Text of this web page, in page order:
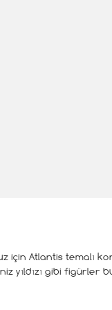
için Atlantis temalı
yıldızı gibi